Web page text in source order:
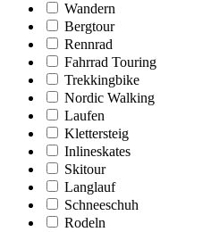
Wandern
Bergtour
Rennrad
Fahrrad Touring
Trekkingbike
Nordic Walking
Laufen
Klettersteig
Inlineskates
Skitour
Langlauf
Schneeschuh
Rodeln